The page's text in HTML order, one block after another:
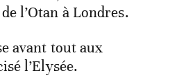
l’Otan à Londres.
avant tout aux
l’Elysée.